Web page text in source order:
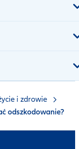
i zdrowie
odszkodowanie?